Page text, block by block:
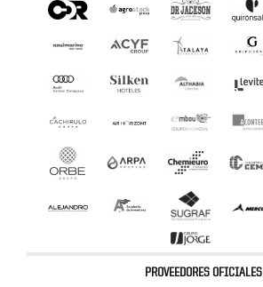
PROVEEDORES OFICIALES